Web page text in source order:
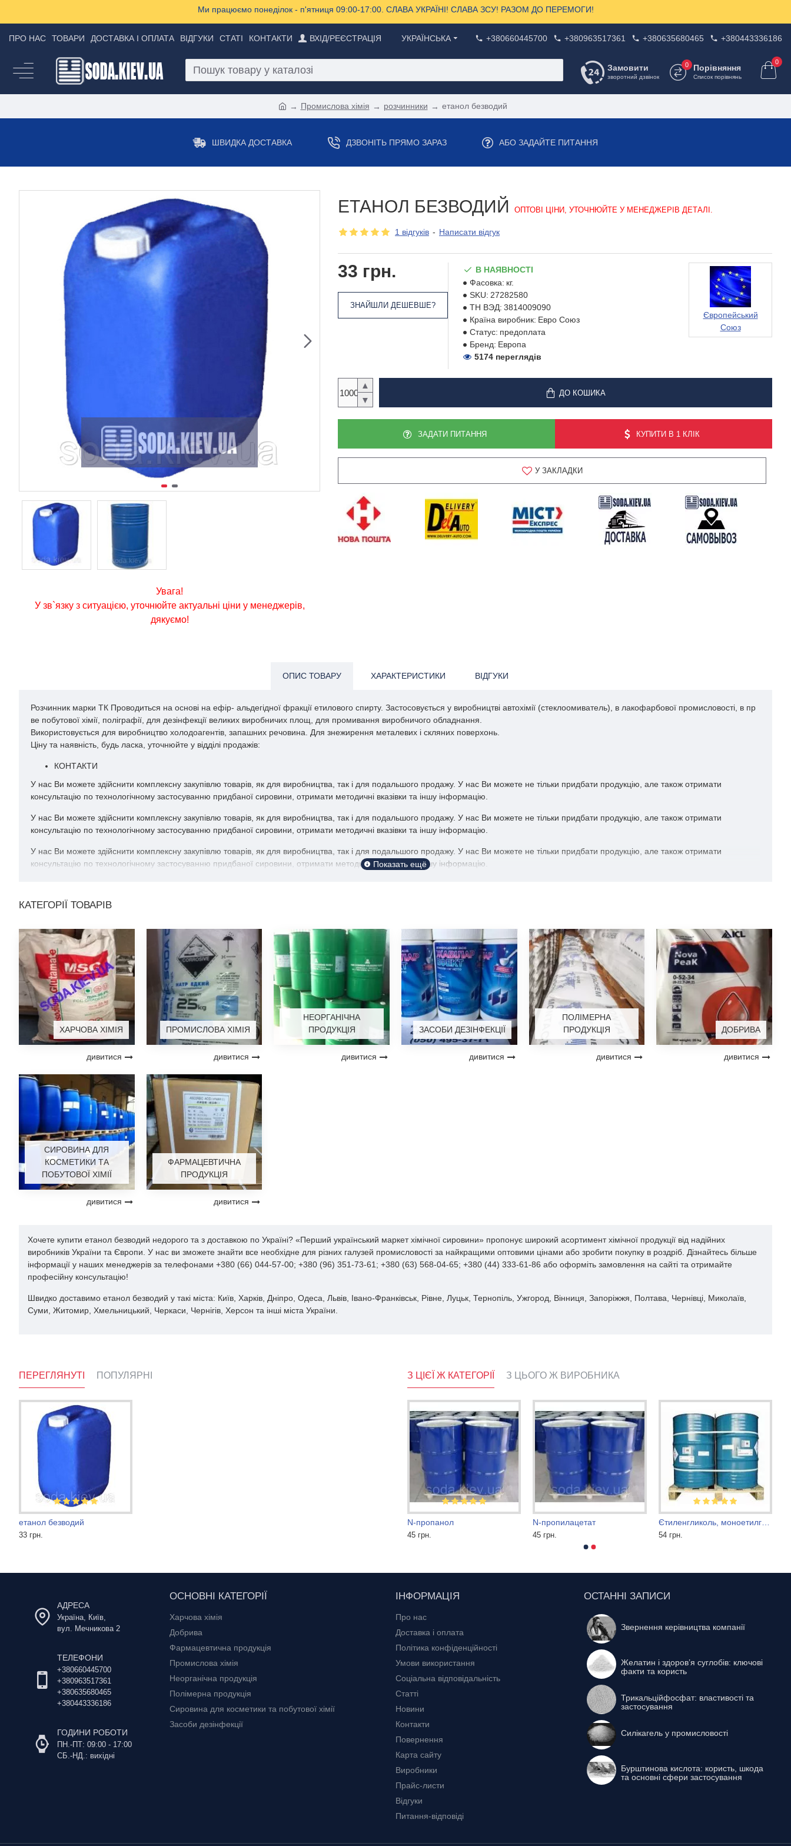
Ми працюємо понеділок - п'ятниця 09:00-17:00. СЛАВА УКРАЇНІ! СЛАВА ЗСУ! РАЗОМ ДО ПЕРЕМОГИ!
ПРО НАС ТОВАРИ ДОСТАВКА І ОПЛАТА ВІДГУКИ СТАТІ КОНТАКТИ ВХІД/РЕЄСТРАЦІЯ УКРАЇНСЬКА +380660445700 +380963517361 +380635680465 +380443336186
Замовити
зворотний дзвінок
Порівняння
Список порівнянь
0 0
Промислова хімія розчинники етанол безводий
ШВИДКА ДОСТАВКА ДЗВОНІТЬ ПРЯМО ЗАРАЗ АБО ЗАДАЙТЕ ПИТАННЯ
Увага!
У зв`язку з ситуацією, уточнюйте актуальні ціни у менеджерів,
дякуємо!
ЕТАНОЛ БЕЗВОДИЙ ОПТОВІ ЦІНИ, УТОЧНЮЙТЕ У МЕНЕДЖЕРІВ ДЕТАЛІ.
1 відгуків - Написати відгук
33 грн.
ЗНАЙШЛИ ДЕШЕВШЕ?
В НАЯВНОСТІ
Фасовка: кг.
SKU: 27282580
ТН ВЭД: 3814009090
Країна виробник: Евро Союз
Статус: предоплата
Бренд: Европа
Європейський
Союз
5174 переглядів
▲
▼
ДО КОШИКА
ЗАДАТИ ПИТАННЯ КУПИТИ В 1 КЛІК
У ЗАКЛАДКИ
ОПИС ТОВАРУ ХАРАКТЕРИСТИКИ ВІДГУКИ
Розчинник марки ТК Проводиться на основі на ефір- альдегідної фракції етилового спирту. Застосовується у виробництві автохімії (стеклоомиватель), в лакофарбової промисловості, в пр
ве побутової хімії, поліграфії, для дезінфекції великих виробничих площ, для промивання виробничого обладнання.
Використовується для виробництво холодоагентів, запашних речовина. Для знежирення металевих і скляних поверхонь.
Ціну та наявність, будь ласка, уточнюйте у відділі продажів:
КОНТАКТИ
У нас Ви можете здійснити комплексну закупівлю товарів, як для виробництва, так і для подальшого продажу. У нас Ви можете не тільки придбати продукцію, але також отримати
консультацію по технологічному застосуванню придбаної сировини, отримати методичні вказівки та іншу інформацію.
У нас Ви можете здійснити комплексну закупівлю товарів, як для виробництва, так і для подальшого продажу. У нас Ви можете не тільки придбати продукцію, але також отримати
консультацію по технологічному застосуванню придбаної сировини, отримати методичні вказівки та іншу інформацію.
У нас Ви можете здійснити комплексну закупівлю товарів, як для виробництва, так і для подальшого продажу. У нас Ви можете не тільки придбати продукцію, але також отримати
консультацію по технологічному застосуванню придбаної сировини, отримати методичні вказівки та іншу інформацію.
КАТЕГОРІЇ ТОВАРІВ
ХАРЧОВА ХІМІЯ
дивитися
ПРОМИСЛОВА ХІМІЯ
дивитися
НЕОРГАНІЧНА
ПРОДУКЦІЯ
дивитися
ЗАСОБИ ДЕЗІНФЕКЦІЇ
дивитися
ПОЛІМЕРНА
ПРОДУКЦІЯ
дивитися
ДОБРИВА
дивитися
СИРОВИНА ДЛЯ
КОСМЕТИКИ ТА
ПОБУТОВОЇ ХІМІЇ
дивитися
ФАРМАЦЕВТИЧНА
ПРОДУКЦІЯ
дивитися
Хочете купити етанол безводий недорого та з доставкою по Україні? «Перший український маркет хімічної сировини» пропонує широкий асортимент хімічної продукції від надійних
виробників України та Європи. У нас ви зможете знайти все необхідне для різних галузей промисловості за найкращими оптовими цінами або зробити покупку в роздріб. Дізнайтесь більше
інформації у наших менеджерів за телефонами +380 (66) 044-57-00; +380 (96) 351-73-61; +380 (63) 568-04-65; +380 (44) 333-61-86 або оформіть замовлення на сайті та отримайте
професійну консультацію!
Швидко доставимо етанол безводий у такі міста: Київ, Харків, Дніпро, Одеса, Львів, Івано-Франківськ, Рівне, Луцьк, Тернопіль, Ужгород, Вінниця, Запоріжжя, Полтава, Чернівці, Миколаїв,
Суми, Житомир, Хмельницький, Черкаси, Чернігів, Херсон та інші міста України.
ПЕРЕГЛЯНУТІ ПОПУЛЯРНІ
етанол безводий
33 грн.
З ЦІЄЇ Ж КАТЕГОРІЇ З ЦЬОГО Ж ВИРОБНИКА
Діетиленгліколь
49 грн.
N-пропанол
45 грн.
N-пропилацетат
45 грн.
Єтиленгликоль, моноетилгліколь (МЕГ)
54 грн.
АДРЕСА
Україна, Київ,
вул. Мечникова 2
ТЕЛЕФОНИ
+380660445700
+380963517361
+380635680465
+380443336186
ГОДИНИ РОБОТИ
ПН.-ПТ: 09:00 - 17:00
СБ.-НД.: вихідні
ОСНОВНІ КАТЕГОРІЇ
Харчова хімія
Добрива
Фармацевтична продукція
Промислова хімія
Неорганічна продукція
Полімерна продукція
Сировина для косметики та побутової хімії
Засоби дезінфекції
ІНФОРМАЦІЯ
Про нас
Доставка і оплата
Політика конфіденційності
Умови використання
Соціальна відповідальність
Статті
Новини
Контакти
Повернення
Карта сайту
Виробники
Прайс-листи
Відгуки
Питання-відповіді
ОСТАННІ ЗАПИСИ
Звернення керівництва компанії
Желатин і здоров’я суглобів: ключові
факти та користь
Трикальційфосфат: властивості та
застосування
Силікагель у промисловості
Бурштинова кислота: користь, шкода
та основні сфери застосування